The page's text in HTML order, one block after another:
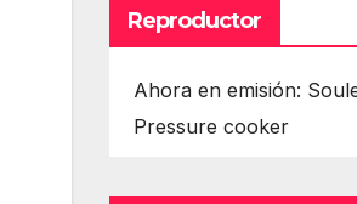
Reproductor
Ahora en emisión:
Pressure cooker